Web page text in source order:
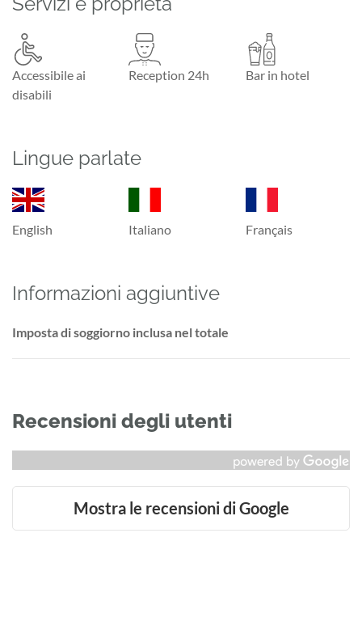
Accessibile ai
disabili
Reception 24h Bar in hotel
Lingue parlate
English Italiano Français
Informazioni aggiuntive
Imposta di soggiorno inclusa nel totale
Recensioni degli utenti
Mostra le recensioni di Google